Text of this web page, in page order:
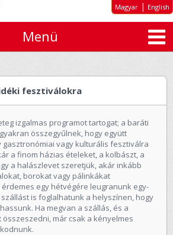
Magyar | English
Menü
Rólunk
Bérleti díjak
autóbérlés cégeknek
Ajánlatkérés
ÁSZF
Elérhetőség
fesztiválokra
izgalmas programot tartogat; a baráti
összegyűlnek, hogy együtt
gasztronómiai vagy kulturális fesztiválra
a finom házias ételeket, a kolbászt, a
a halászlevet szeretjük, akár inkább
borokat vagy pálinkákat
egy hétvégére leugranunk egy-
is foglalhatunk a helyszínen, hogy
Ha megvan a szállás, és a
már csak a kényelmes